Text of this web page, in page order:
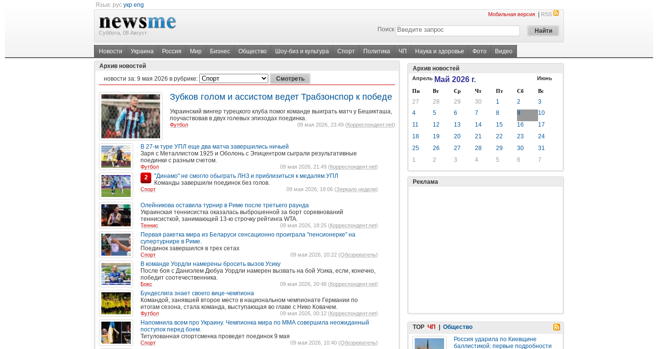
Язык: рус укр eng
Суббота, 08 Август
Мобильная версия RSS
Поиск
Новости Украина Россия Мир Бизнес Общество Шоу-биз и культура Спорт Политика ЧП Наука и здоровье Фото Видео
Архив новостей
новости за: 9 мая 2026 в рубрике:
Зубков голом и ассистом ведет Трабзонспор к победе
Украинский вингер турецкого клуба помог команде выиграть матч у Бешикташа,
поучаствовав в двух голевых эпизодах поединка.
Футбол 09 мая 2026, 23:49 (Корреспондент.net)
В 27-м туре УПЛ еще два матча завершились ничьей
Заря с Металлистом 1925 и Оболонь с Эпицентром сыграли результативные
поединки с разным счетом.
Футбол 09 мая 2026, 21:49 (Корреспондент.net)
2
"Динамо" не смогло обыграть ЛНЗ и приблизиться к медалям УПЛ
Команды завершили поединок без голов.
Спорт 09 мая 2026, 18:06 (Зеркало недели)
Олейникова оставила турнир в Риме после третьего раунда
Украинская теннисистка оказалась выброшенной за борт соревнований
теннисисткой, занимающей 13-ю строчку рейтинга WTA.
Теннис 09 мая 2026, 18:25 (Корреспондент.net)
Первая ракетка мира из Беларуси сенсационно проиграла "пенсионерке" на
супертурнире в Риме.
Поединок завершился в трех сетах
Спорт 09 мая 2026, 20:22 (Обозреватель)
В команде Уордли намерены бросить вызов Усику
После боя с Даниэлем Дюбуа Уордли намерен вызвать на бой Усика, если, конечно,
победит соотечественника.
Бокс 09 мая 2026, 20:48 (Корреспондент.net)
Бундеслига знает своего вице-чемпиона
Командой, занявшей второе место в национальном чемпионате Германии по
итогам сезона, стала команда, выступающая во главе с Нико Ковачем.
Футбол 09 мая 2026, 00:12 (Корреспондент.net)
Напомнила всем про Украину. Чемпионка мира по ММА совершила неожиданный
поступок перед боем.
Титулованная спортсменка проведет поединок 9 мая
Спорт 09 мая 2026, 10:40 (Обозреватель)
Архив новостей
Апрель Май 2026 г. Июнь
Пн Вт Ср Чт Пт Сб Вс
27 28 29 30 1 2
3
4
5 6 7 8 9
10
11
12 13 14 15 16
17
18
19 20 21 22 23
24
25
26 27 28 29 30
31
1
2 3 4 5 6 7
Реклама
TOP ЧП
Общество
Россия ударила по Киевщине
баллистикой: первые подробности